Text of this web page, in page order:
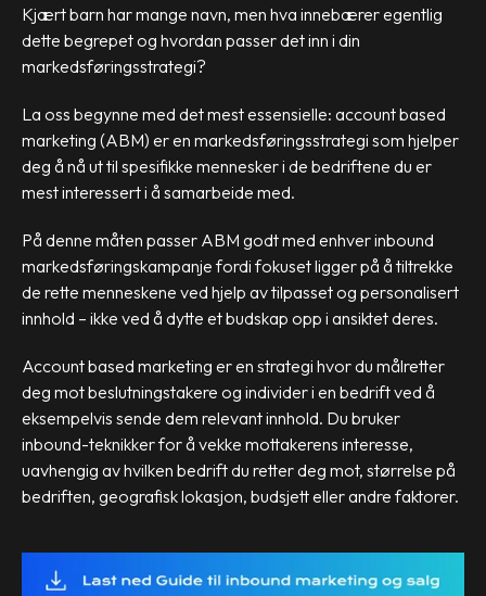
Kjært barn har mange navn, men hva innebærer egentlig
dette begrepet og hvordan passer det inn i din
markedsføringsstrategi?
La oss begynne med det mest essensielle: account based
marketing (ABM) er en markedsføringsstrategi som hjelper
deg å nå ut til spesifikke mennesker i de bedriftene du er
mest interessert i å samarbeide med.
På denne måten passer ABM godt med enhver inbound
markedsføringskampanje fordi fokuset ligger på å tiltrekke
de rette menneskene ved hjelp av tilpasset og personalisert
innhold – ikke ved å dytte et budskap opp i ansiktet deres.
Account based marketing er en strategi hvor du målretter
deg mot beslutningstakere og individer i en bedrift ved å
eksempelvis sende dem relevant innhold. Du bruker
inbound-teknikker for å vekke mottakerens interesse,
uavhengig av hvilken bedrift du retter deg mot, størrelse på
bedriften, geografisk lokasjon, budsjett eller andre faktorer.